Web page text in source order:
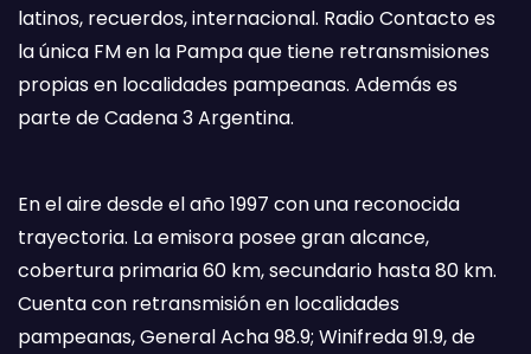
latinos, recuerdos, internacional. Radio Contacto es
la única FM en la Pampa que tiene retransmisiones
propias en localidades pampeanas. Además es
parte de Cadena 3 Argentina.
En el aire desde el año 1997 con una reconocida
trayectoria. La emisora posee gran alcance,
cobertura primaria 60 km, secundario hasta 80 km.
Cuenta con retransmisión en localidades
pampeanas, General Acha 98.9; Winifreda 91.9, de